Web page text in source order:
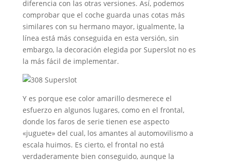
diferencia con las otras versiones. Así, podemos
comprobar que el coche guarda unas cotas más
similares con su hermano mayor, igualmente, la
línea está más conseguida en esta versión, sin
embargo, la decoración elegida por Superslot no es
la más fácil de implementar.
Y es porque ese color amarillo desmerece el
esfuerzo en algunos lugares, como en el frontal,
donde los faros de serie tienen ese aspecto
«juguete» del cual, los amantes al automovilismo a
escala huimos. Es cierto, el frontal no está
verdaderamente bien conseguido, aunque la